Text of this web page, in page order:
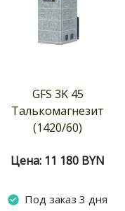
GFS 3K 45
Талькомагнезит
(1420/60)
Цена: 11 180 BYN
Под заказ 3 дня